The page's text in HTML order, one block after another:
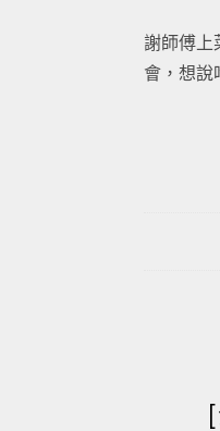
謝師傅上
會，想說